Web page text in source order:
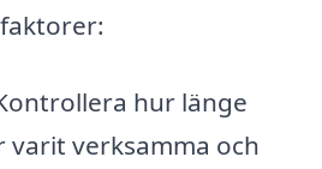
hur länge
varit verksamma och